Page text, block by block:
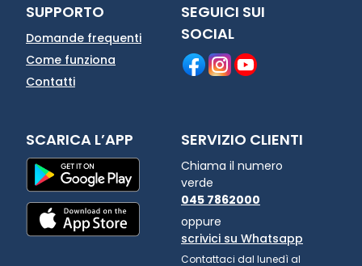
SUPPORTO
Domande frequenti
Come funziona
Contatti
SEGUICI SUI
SOCIAL
SCARICA L’APP SERVIZIO CLIENTI
Chiama il numero
verde
045 7862000
oppure
scrivici su Whatsapp
Contattaci dal lunedì al